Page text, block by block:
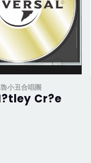
小丑合唱團
Cr?e